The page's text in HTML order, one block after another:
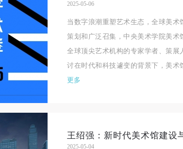
2025-05-06
当数字浪潮重塑艺术生态，全球美
策划和广泛召集，中央美术学院美术
全球顶尖艺术机构的专家学者、策
讨在时代和科技遽变的背景下，美
更多
2025-05-04
快捷登录 帐号密码登录